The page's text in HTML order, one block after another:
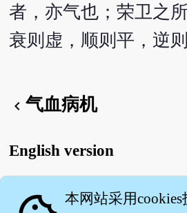
者，亦气也；荣卫之
衰则虚，顺则平，逆
chevron_left 气血病机
English version
本网站采用